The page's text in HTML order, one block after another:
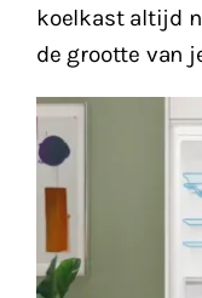
koelkast altijd
de grootte van